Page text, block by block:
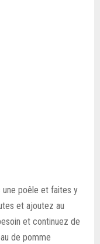
une poêle et faites y
et ajoutez au
et continuez de
de pomme